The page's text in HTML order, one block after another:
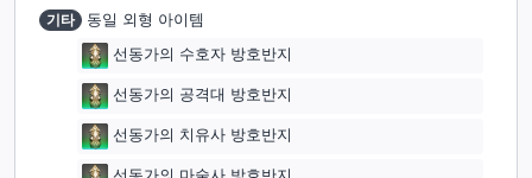
기타
동일 외형 아이템
선동가의 수호자 방호반지
선동가의 공격대 방호반지
선동가의 치유사 방호반지